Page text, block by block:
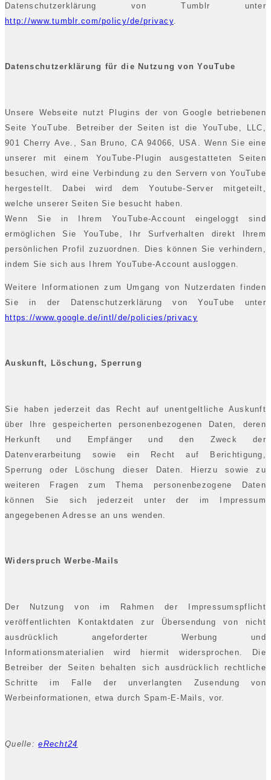
Datenschutzerklärung von Tumblr unter
http://www.tumblr.com/policy/de/privacy.
Datenschutzerklärung für die Nutzung von YouTube
Unsere Webseite nutzt Plugins der von Google betriebenen
Seite YouTube. Betreiber der Seiten ist die YouTube, LLC,
901 Cherry Ave., San Bruno, CA 94066, USA. Wenn Sie eine
unserer mit einem YouTube-Plugin ausgestatteten Seiten
besuchen, wird eine Verbindung zu den Servern von YouTube
hergestellt. Dabei wird dem Youtube-Server mitgeteilt,
welche unserer Seiten Sie besucht haben.
Wenn Sie in Ihrem YouTube-Account eingeloggt sind
ermöglichen Sie YouTube, Ihr Surfverhalten direkt Ihrem
persönlichen Profil zuzuordnen. Dies können Sie verhindern,
indem Sie sich aus Ihrem YouTube-Account ausloggen.
Weitere Informationen zum Umgang von Nutzerdaten finden
Sie in der Datenschutzerklärung von YouTube unter
https://www.google.de/intl/de/policies/privacy
Auskunft, Löschung, Sperrung
Sie haben jederzeit das Recht auf unentgeltliche Auskunft
über Ihre gespeicherten personenbezogenen Daten, deren
Herkunft und Empfänger und den Zweck der
Datenverarbeitung sowie ein Recht auf Berichtigung,
Sperrung oder Löschung dieser Daten. Hierzu sowie zu
weiteren Fragen zum Thema personenbezogene Daten
können Sie sich jederzeit unter der im Impressum
angegebenen Adresse an uns wenden.
Widerspruch Werbe-Mails
Der Nutzung von im Rahmen der Impressumspflicht
veröffentlichten Kontaktdaten zur Übersendung von nicht
ausdrücklich angeforderter Werbung und
Informationsmaterialien wird hiermit widersprochen. Die
Betreiber der Seiten behalten sich ausdrücklich rechtliche
Schritte im Falle der unverlangten Zusendung von
Werbeinformationen, etwa durch Spam-E-Mails, vor.
Quelle:eRecht24